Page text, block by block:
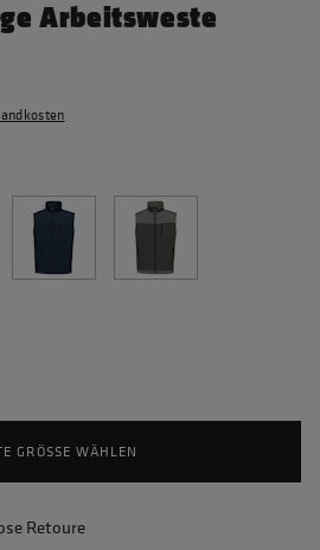
Arbeitsweste
GRÖSSE WÄHLEN
Retoure